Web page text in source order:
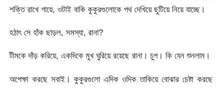
শক্তি রাখে গায়ে, ওটাই বাকি কুকুরগুলোকে পথ দেখিয়ে ছুটিয়ে নিয়ে যাচ্ছে।
হঠাৎ সে হাঁক ছাড়ল, সমস্যা, রানা?
টীমকে দাঁড় করিয়ে, একদিকে মুখ ঘুরিয়ে রয়েছে রানা। চুপ। কি যেন শুনলাম।
অপেক্ষা করছে সবাই। কুকুরগুলো এদিক ওদিক তাকিয়ে বোঝার চেষ্টা করছে